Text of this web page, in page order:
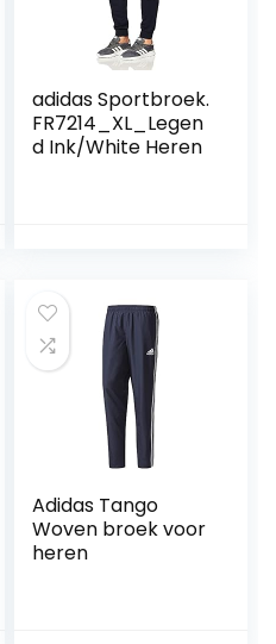
adidas Sportbroek.
FR7214_XL_Legen
d Ink/White Heren
Adidas Tango
Woven broek voor
heren